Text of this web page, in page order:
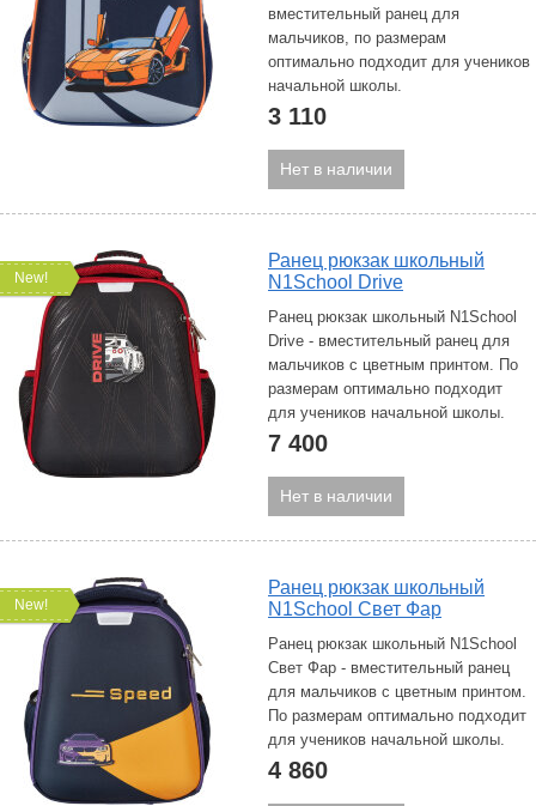
вместительный ранец для
мальчиков, по размерам
оптимально подходит для учеников
начальной школы.
3 110
Нет в наличии
New!
Ранец рюкзак школьный
N1School Drive
Ранец рюкзак школьный N1School
Drive - вместительный ранец для
мальчиков с цветным принтом. По
размерам оптимально подходит
для учеников начальной школы.
7 400
Нет в наличии
New!
Ранец рюкзак школьный
N1School Свет Фар
Ранец рюкзак школьный N1School
Свет Фар - вместительный ранец
для мальчиков с цветным принтом.
По размерам оптимально подходит
для учеников начальной школы.
4 860